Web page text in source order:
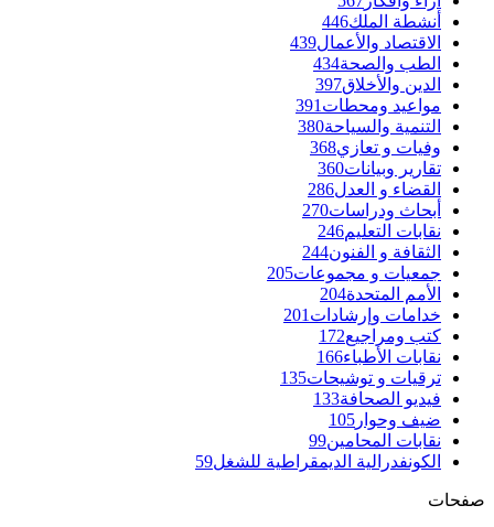
أنشطة الملك446
الاقتصاد والأعمال439
الطب والصحة434
الدين والأخلاق397
مواعيد ومحطات 391
التنمية والسياحة380
وفيات و تعازي368
تقارير وبيانات360
القضاء و العدل286
أبحاث ودراسات270
نقابات التعليم246
الثقافة و الفنون244
جمعيات و مجموعات205
الأمم المتحدة204
خدامات وإرشادات 201
كتب ومراجيع172
نقابات الأطباء166
ترقيات و توشيحات135
فيديو الصحافة133
ضيف وحوار 105
نقابات المحامين99
الكونفدرالية الديمقراطية للشغل59
صفحات